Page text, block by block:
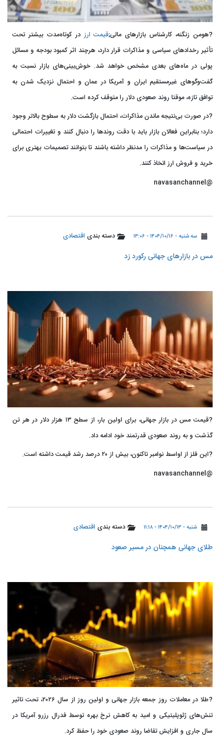
?هومن زنگنه، کارشناس بازار‌های مالی;قیمت ارزدر کوتاه‌مدت بیشتر تحت
تأثیر رخداد‌های سیاسی و مذاکرات قرار دارد، هرچند اثر کمبود بودجه و مسائل
پولی در ماه‌های بعدی مشخص خواهد شد. خوش‌بینی‌های بازار نسبت به
گفت‌و‌گو‌های غیرمستقیم ایران و آمریکا در عمان و احتمال نزدیک شدن به
توافق تازه، موقتا روند صعودی دلار را متوقف کرده است.
?در صورت بی‌نتیجه ماندن مذاکرات، احتمال بازگشت دلار به سطوح بالاتر وجود
دارد؛ بنابراین فعالان بازار باید با دقت روند‌ها را دنبال کنند و تغییرات احتمالی
در سیاست‌ها و مذاکرات را مدنظر داشته باشند تا بتوانند تصمیمات بهتری برای
خرید و فروش ارز اتخاذ کنند.
@navasanchannel
سه شنبه - ۱۴۰۴/۱۰/۱۶ - ۱۳:۰۶ دسته بندی اقتصادی
مس در بازارهای جهانی رکورد زد
?قیمت مس در بازار جهانی، برای اولین بار، از سطح ۱۳ هزار دلار در هر تن
گذشت و به روند صعودی قدرتمند خود ادامه داد.
?این فلز از اواسط نوامبر تاکنون، بیش از ۲۰ درصد رشد قیمت داشته است.
@navasanchannel
شنبه - ۱۴۰۴/۱۰/۱۳ - ۱۱:۱۸ دسته بندی اقتصادی
طلای جهانی همچنان در مسیر صعود
?طلا در معاملات روز جمعه بازار جهانی و اولین روز از سال ۲۰۲۶، تحت تاثیر
تنش‌های ژئوپلیتیکی و امید به کاهش نرخ بهره توسط فدرال رزرو آمریکا در
سال جاری و افزایش تقاضا روند صعودی خود را حفظ کرد.